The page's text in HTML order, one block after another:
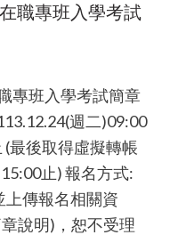
職專班入學考試
專班入學考試簡章
週二)09:00
最後取得虛擬轉帳
止) 報名方式:
上傳報名相關資
說明)，恕不受理